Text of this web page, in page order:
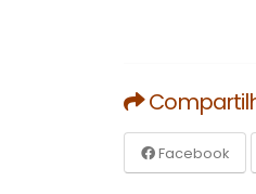
Facebook